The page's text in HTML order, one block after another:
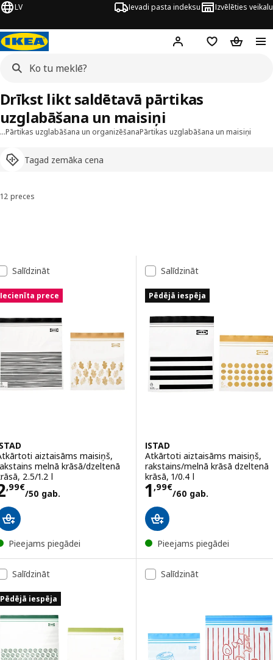
LV Ievadi pasta indeksu Izvēlēties veikalu
Hej! Pierakstīties
PirkumuPirkumu
…Pārtikas uzglabāšana un organizēšanaPārtikas uzglabāšana un maisiņi
Tagad zemāka cena
Drīkst likt saldētavā pārtikas
uzglabāšana un maisiņi
Kārtot un filtrēt
12 preces
Rezultātu saraksts
Salīdzināt
Iecienīta prece
aiztaisāms maisiņš,
melnā krāsā/dzeltenā
2.5/1.2 l
,99€
/50 gab.2,99€/50 gab.
Pieejams piegādei
Salīdzināt
Pēdējā iespēja
ISTAD
Atkārtoti aiztaisāms maisiņš,
rakstains/melnā krāsā dzeltenā
krāsā, 1/0.4 l
1,99€
/60 gab.
Cena 1,99€/60
Pieejams piegādei
Salīdzināt
Pēdējā iespēja
Salīdzināt